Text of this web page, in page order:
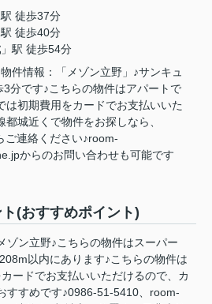
駅 徒歩37分
駅 徒歩40分
」駅 徒歩54分
件情報：「メゾン立野」♪サンキュ
3分です♪こちらの物件はアパートで
は初期費用をカードでお支払いいた
都城近くで物件をお探しなら、
ご連絡ください♪room-
からのお問い合わせも可能です
(おすすめポイント)
ゾン立野♪こちらの物件はスーパー
以内にあります♪こちらの物件は
ードでお支払いいただけるので、カ
すすめです♪0986-51-5410、room-